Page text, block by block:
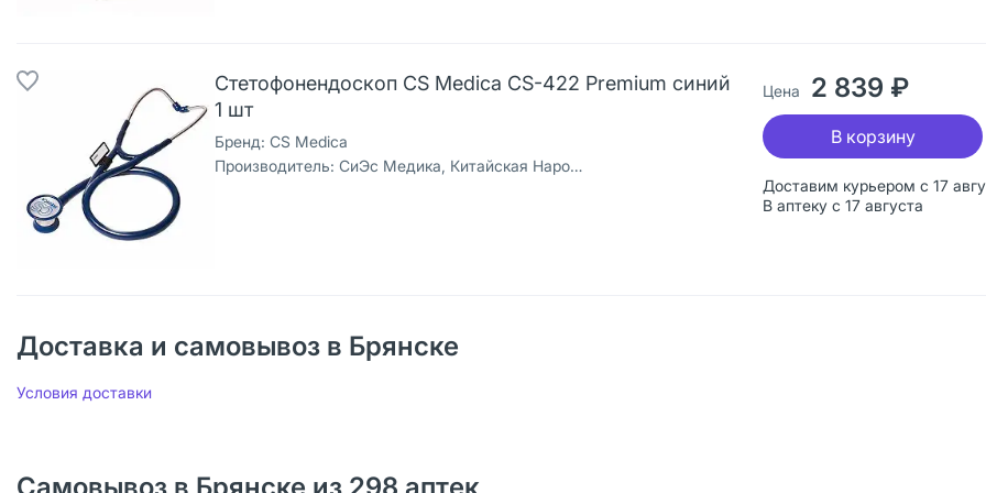
Стетофонендоскоп CS Medica CS-422 Premium синий
1 шт
Бренд: CS Medica
Производитель: СиЭс Медика, Китайская Народная Республика
Доставим курьером с 17
В аптеку с 17 августа
Цена 2 839 ₽
В корзину
Доставка и самовывоз в Брянске
Условия доставки